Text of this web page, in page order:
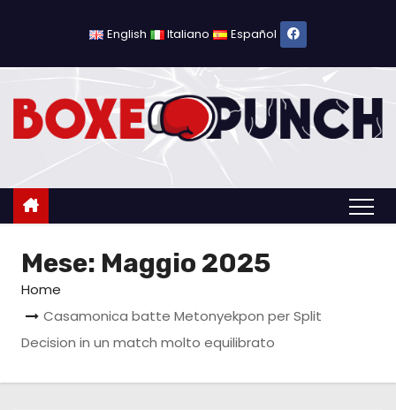
c
o
English Italiano Español
Mese: Maggio 2025
Home
Casamonica batte Metonyekpon per Split
Decision in un match molto equilibrato